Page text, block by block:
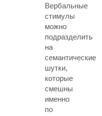
Вербальные
стимулы
можно
подразделить
на
семантические
шутки,
которые
смешны
именно
по